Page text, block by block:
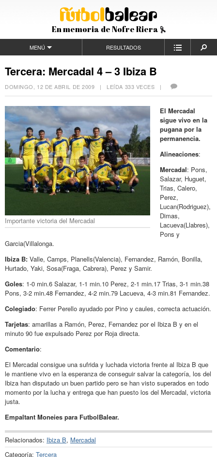
En memoria de Nofre Riera
MENÚ RESULTADOS
Tercera: Mercadal 4 – 3 Ibiza B
DOMINGO, 12 DE ABRIL DE 2009 | LEÍDA 333 VECES |
Importante victoria del Mercadal
El Mercadal
sigue vivo en la
pugana por la
permanencia.
Alineaciones:
Mercadal: Pons,
Salazar, Huguet,
Trias, Calero,
Perez,
Lucan(Rodriguez),
Dimas,
Lacueva(Llabres),
Pons y
Garcia(Villalonga.
Ibiza B: Valle, Camps, Planells(Valencia), Fernandez, Ramón, Bonilla,
Hurtado, Yaki, Sosa(Fraga, Cabrera), Perez y Samir.
Goles: 1-0 min.6 Salazar, 1-1 min.10 Perez, 2-1 min.17 Trias, 3-1 min.38
Pons, 3-2 min.48 Fernandez, 4-2 min.79 Lacueva, 4-3 min.81 Fernandez.
Colegiado: Ferrer Perello ayudado por Pino y caules, correcta actuación.
Tarjetas: amarillas a Ramón, Perez, Fernandez por el Ibiza B y en el
minuto 90 fue expulsado Perez por Roja directa.
Comentario:
El Mercadal consigue una sufrida y luchada victoria frente al Ibiza B que
le mantiene vivo en la esperanza de conseguir salvar la categoría, los del
Ibiza han disputado un buen partido pero se han visto superados en todo
momento por la lucha y entrega que han puesto los del Mercadal, victoria
justa.
Empaltant Moneies para FutbolBalear.
Relacionados: Ibiza B, Mercadal
Categoría: Tercera